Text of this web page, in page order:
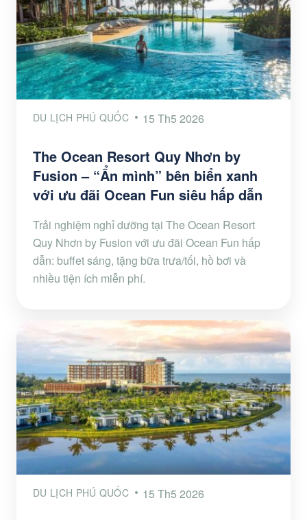
DU LỊCH PHÚ QUỐC 15 Th5 2026
The Ocean Resort Quy Nhơn by
Fusion – “Ẩn mình” bên biển xanh
với ưu đãi Ocean Fun siêu hấp dẫn
Trải nghiệm nghỉ dưỡng tại The Ocean Resort
Quy Nhơn by Fusion với ưu đãi Ocean Fun hấp
dẫn: buffet sáng, tặng bữa trưa/tối, hồ bơi và
nhiều tiện ích miễn phí.
DU LỊCH PHÚ QUỐC 15 Th5 2026